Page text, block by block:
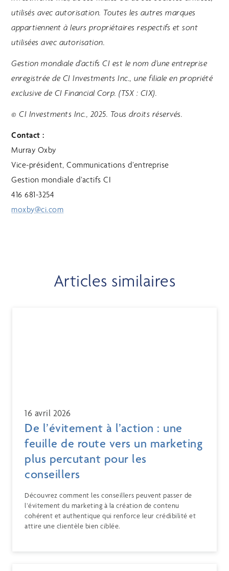
utilisés avec autorisation. Toutes les autres marques
appartiennent à leurs propriétaires respectifs et sont
utilisées avec autorisation.
Gestion mondiale d’actifs CI est le nom d’une entreprise
enregistrée de CI Investments Inc., une filiale en propriété
exclusive de CI Financial Corp. (TSX : CIX).
© CI Investments Inc., 2025. Tous droits réservés.
Contact :
Murray Oxby
Vice-président, Communications d’entreprise
Gestion mondiale d’actifs CI
416 681-3254
moxby@ci.com
Articles similaires
16 avril 2026
De l’évitement à l’action : une
feuille de route vers un marketing
plus percutant pour les
conseillers
Découvrez comment les conseillers peuvent passer de
l’évitement du marketing à la création de contenu
cohérent et authentique qui renforce leur crédibilité et
attire une clientèle bien ciblée.